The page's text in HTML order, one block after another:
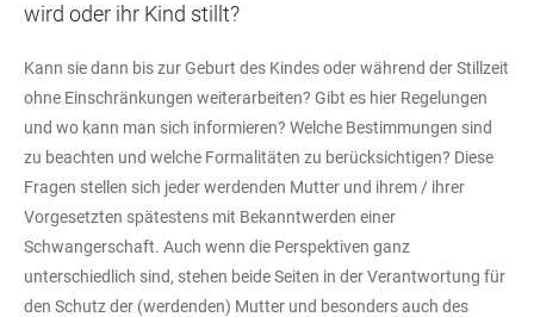
wird oder ihr Kind stillt?
Kann sie dann bis zur Geburt des Kindes oder während der Stillzeit
ohne Einschränkungen weiterarbeiten? Gibt es hier Regelungen
und wo kann man sich informieren? Welche Bestimmungen sind
zu beachten und welche Formalitäten zu berücksichtigen? Diese
Fragen stellen sich jeder werdenden Mutter und ihrem / ihrer
Vorgesetzten spätestens mit Bekanntwerden einer
Schwangerschaft. Auch wenn die Perspektiven ganz
unterschiedlich sind, stehen beide Seiten in der Verantwortung für
den Schutz der (werdenden) Mutter und besonders auch des